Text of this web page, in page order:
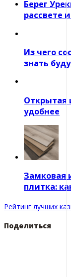
Берег
рассвете
Из чего
знать
Открытая
удобнее
Замковая
плитка:
Рейтинг лучших
Поделиться